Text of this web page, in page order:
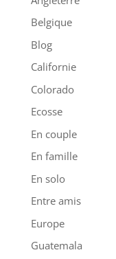
Belgique
Blog
Californie
Colorado
Ecosse
En couple
En famille
En solo
Entre amis
Europe
Guatemala